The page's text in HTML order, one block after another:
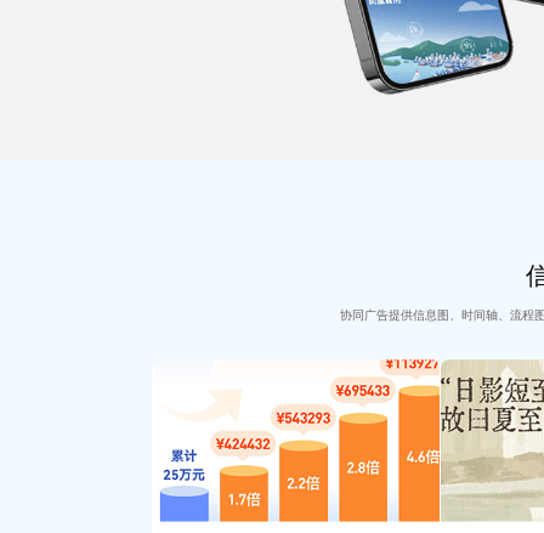
协同广告提供信息图、时间轴、流程